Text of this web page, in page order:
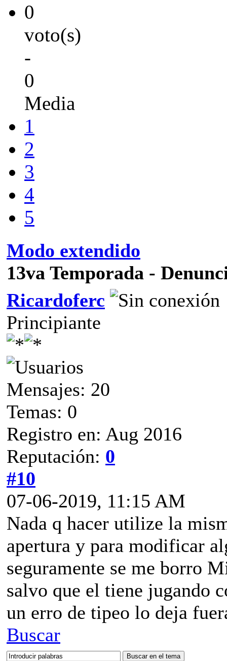
0
voto(s)
-
0
Media
1
2
3
4
5
Modo extendido
13va Temporada -
Ricardoferc
Principiante
Mensajes: 20
Temas: 0
Registro en: Aug 2016
Reputación: 0
#10
07-06-2019, 11:15 AM
Nada q hacer utilize la
apertura y para modificar
seguramente se me borro
salvo que el tiene jugando
un erro de tipeo lo deja
Buscar